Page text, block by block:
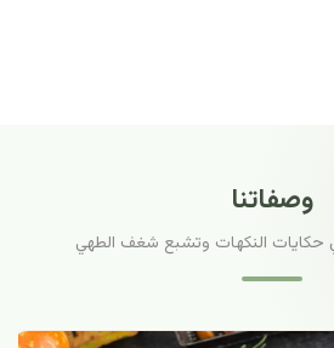
وصفاتنا
النكهات وتشبع شغف الطهي